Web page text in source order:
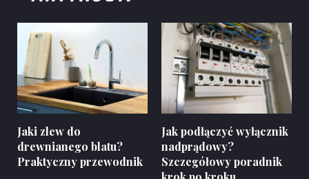
Jaki zlew do
drewnianego blatu?
Praktyczny przewodnik
Jak podłączyć wyłącznik
nadprądowy?
Szczegółowy poradnik